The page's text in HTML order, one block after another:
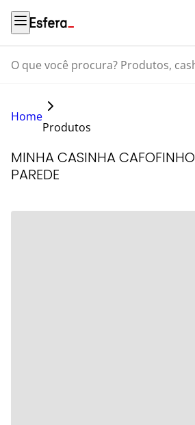
O que você procura? Produtos, cashback,
Home
Produtos
MINHA CASINHA
PAREDE